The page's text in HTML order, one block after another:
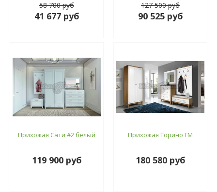
58 700 руб
41 677 руб
127 500 руб
90 525 руб
Прихожая Сати #2 белый
119 900 руб
Прихожая Торино ГМ
180 580 руб